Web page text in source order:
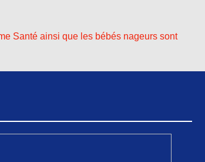
Santé ainsi que les bébés nageurs sont